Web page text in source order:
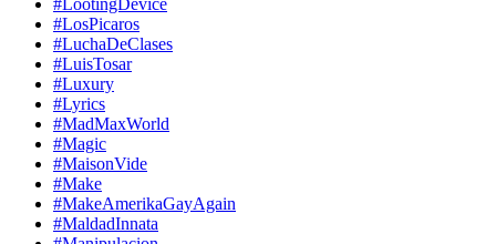
#LootingDevice
#LosPicaros
#LuchaDeClases
#LuisTosar
#Luxury
#Lyrics
#MadMaxWorld
#Magic
#MaisonVide
#Make
#MakeAmerikaGayAgain
#MaldadInnata